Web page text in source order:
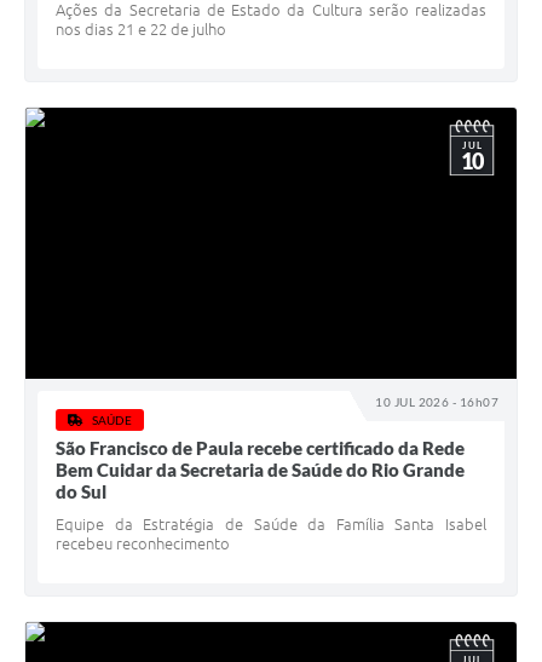
Ações da Secretaria de Estado da Cultura serão realizadas
nos dias 21 e 22 de julho
10 JUL 2026 - 16h07
JUL
10
SAÚDE
São Francisco de Paula recebe certificado da Rede
Bem Cuidar da Secretaria de Saúde do Rio Grande
do Sul
Equipe da Estratégia de Saúde da Família Santa Isabel
recebeu reconhecimento